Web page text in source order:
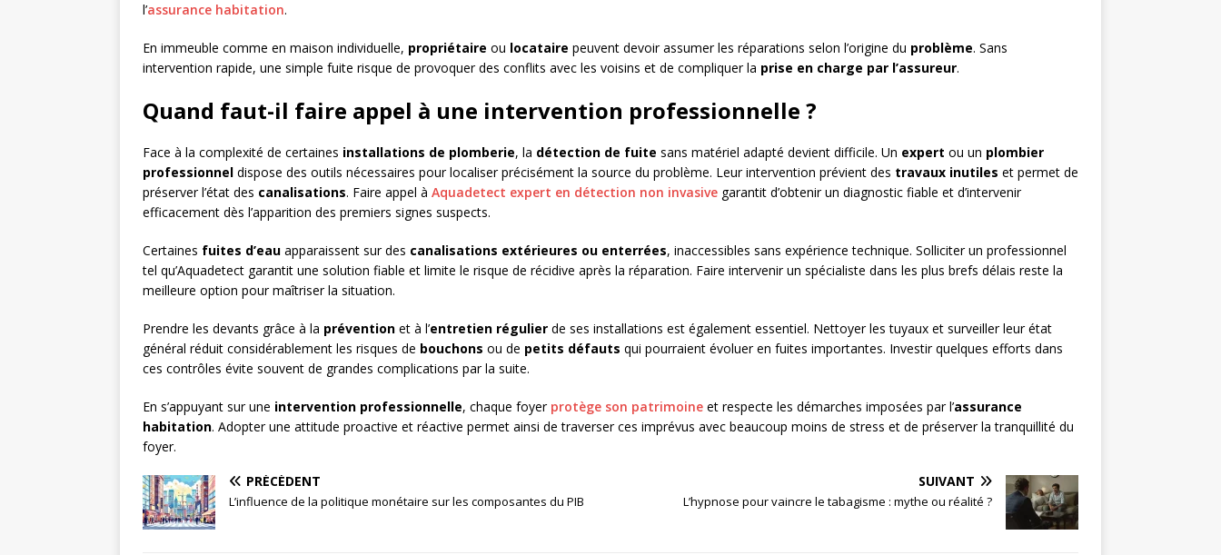
l’assurance habitation.
En immeuble comme en maison individuelle, propriétaire ou locataire peuvent devoir assumer les réparations selon l’origine du problème. Sans
intervention rapide, une simple fuite risque de provoquer des conflits avec les voisins et de compliquer la prise en charge par l’assureur.
Quand faut-il faire appel à une intervention professionnelle ?
Face à la complexité de certaines installations de plomberie, la détection de fuite sans matériel adapté devient difficile. Un expert ou un plombier
professionnel dispose des outils nécessaires pour localiser précisément la source du problème. Leur intervention prévient des travaux inutiles et permet de
préserver l’état des canalisations. Faire appel à Aquadetect expert en détection non invasive garantit d’obtenir un diagnostic fiable et d’intervenir
efficacement dès l’apparition des premiers signes suspects.
Certaines fuites d’eau apparaissent sur des canalisations extérieures ou enterrées, inaccessibles sans expérience technique. Solliciter un professionnel
tel qu’Aquadetect garantit une solution fiable et limite le risque de récidive après la réparation. Faire intervenir un spécialiste dans les plus brefs délais reste la
meilleure option pour maîtriser la situation.
Prendre les devants grâce à la prévention et à l’entretien régulier de ses installations est également essentiel. Nettoyer les tuyaux et surveiller leur état
général réduit considérablement les risques de bouchons ou de petits défauts qui pourraient évoluer en fuites importantes. Investir quelques efforts dans
ces contrôles évite souvent de grandes complications par la suite.
En s’appuyant sur une intervention professionnelle, chaque foyer protège son patrimoine et respecte les démarches imposées par l’assurance
habitation. Adopter une attitude proactive et réactive permet ainsi de traverser ces imprévus avec beaucoup moins de stress et de préserver la tranquillité du
foyer.
PRÉCÉDENT
L’influence de la politique monétaire sur les composantes du PIB
SUIVANT
L’hypnose pour vaincre le tabagisme : mythe ou réalité ?